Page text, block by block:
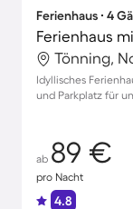
Ferienhaus ∙ 4
Ferienhaus
Tönning,
Idyllisches
und Parkplatz für
ab 89 €
pro Nacht
4.8